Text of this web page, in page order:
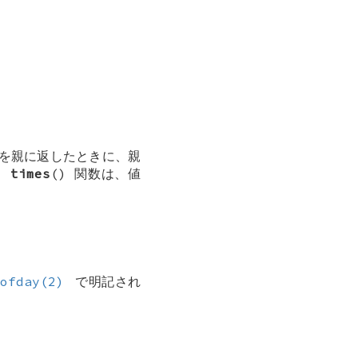
に返したときに、親
times () 関数は、値
で明記され